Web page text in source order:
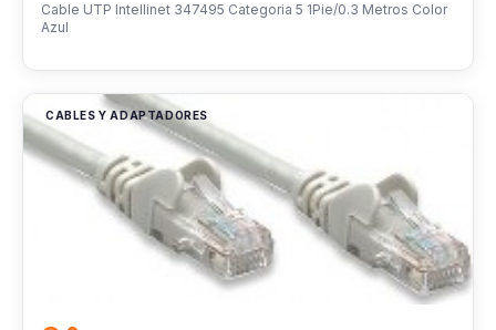
Cable UTP Intellinet 347495 Categoria 5 1Pie/0.3 Metros Color
Azul
CABLES Y ADAPTADORES